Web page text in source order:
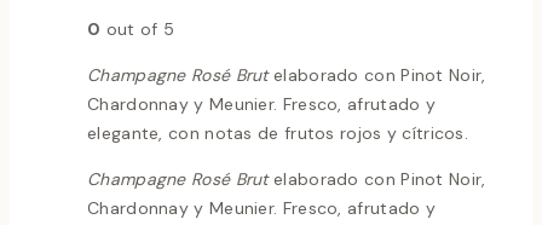
0 out of 5
Champagne Rosé Brutelaborado con Pinot Noir,
Chardonnay y Meunier. Fresco, afrutado y
elegante, con notas de frutos rojos y cítricos.
Champagne Rosé Brutelaborado con Pinot Noir,
Chardonnay y Meunier. Fresco, afrutado y